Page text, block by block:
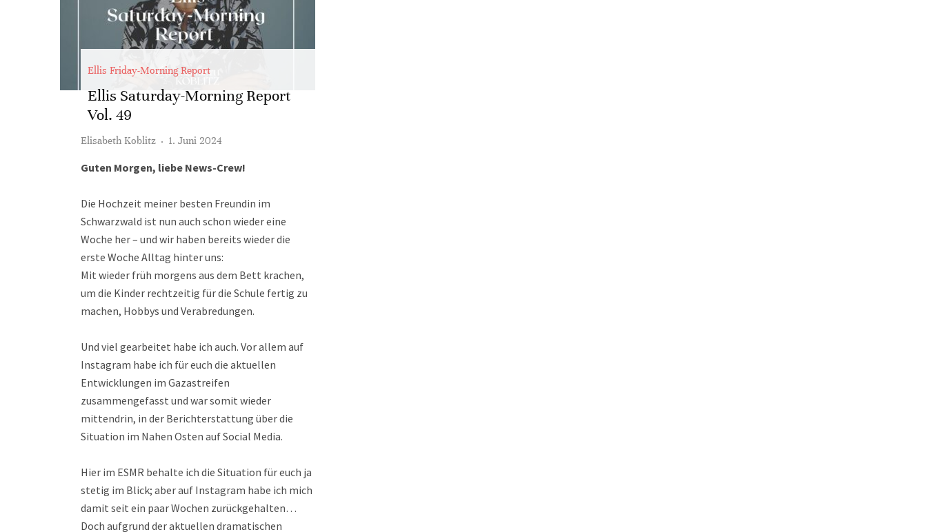
Ellis Friday-Morning Report
Ellis Saturday-Morning Report
Vol. 49
Elisabeth Koblitz · 1. Juni 2024
Guten Morgen, liebe News-Crew!
Die Hochzeit meiner besten Freundin im
Schwarzwald ist nun auch schon wieder eine
Woche her – und wir haben bereits wieder die
erste Woche Alltag hinter uns:
Mit wieder früh morgens aus dem Bett krachen,
um die Kinder rechtzeitig für die Schule fertig zu
machen, Hobbys und Verabredungen.
Und viel gearbeitet habe ich auch. Vor allem auf
Instagram habe ich für euch die aktuellen
Entwicklungen im Gazastreifen
zusammengefasst und war somit wieder
mittendrin, in der Berichterstattung über die
Situation im Nahen Osten auf Social Media.
Hier im ESMR behalte ich die Situation für euch ja
stetig im Blick; aber auf Instagram habe ich mich
damit seit ein paar Wochen zurückgehalten…
Doch aufgrund der aktuellen dramatischen